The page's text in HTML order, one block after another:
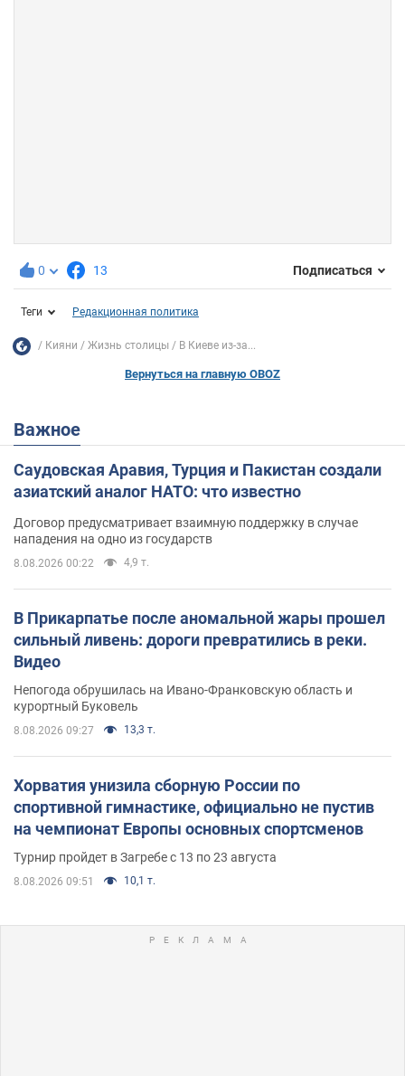
0 13 Подписаться
Теги Редакционная политика
Кияни Жизнь столицы В Киеве из-за...
Вернуться на главную OBOZ
Важное
Саудовская Аравия, Турция и Пакистан создали
азиатский аналог НАТО: что известно
Договор предусматривает взаимную поддержку в случае
нападения на одно из государств
8.08.2026 00:22 4,9 т.
В Прикарпатье после аномальной жары прошел
сильный ливень: дороги превратились в реки.
Видео
Непогода обрушилась на Ивано-Франковскую область и
курортный Буковель
8.08.2026 09:27 13,3 т.
Хорватия унизила сборную России по
спортивной гимнастике, официально не пустив
на чемпионат Европы основных спортсменов
Турнир пройдет в Загребе с 13 по 23 августа
8.08.2026 09:51 10,1 т.